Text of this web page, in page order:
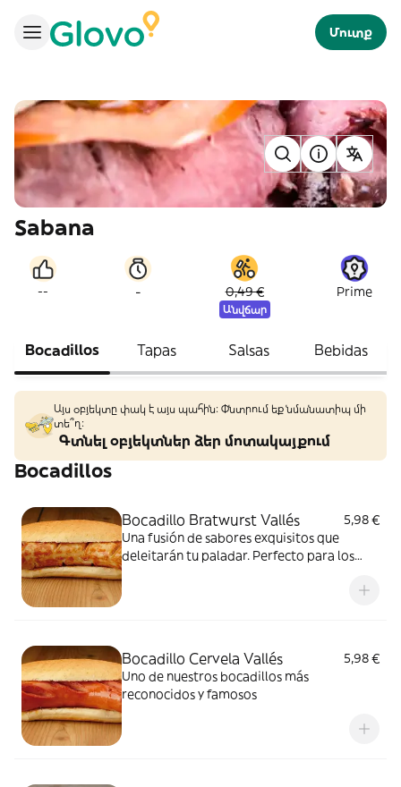
Մուտք
Sabana
-- - 0,49 €
Անվճար
Prime
Bocadillos Tapas Salsas Bebidas
Այս օբյեկտը փակ է այս պահին: Փնտրում եք նմանատիպ մի
տե՞ղ։
Գտնել օբյեկտներ ձեր մոտակայքում
Bocadillos
Bocadillo Bratwurst Vallés
5,98 €
Una fusión de sabores exquisitos que
deleitarán tu paladar. Perfecto para los
Bocadillo Cervela Vallés
5,98 €
Uno de nuestros bocadillos más
reconocidos y famosos